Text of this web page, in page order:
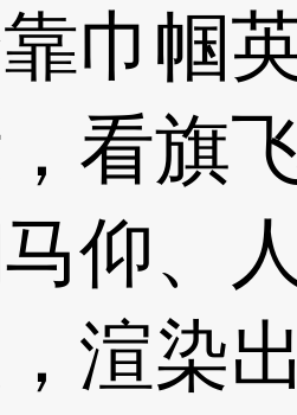
巾帼
看旗
仰、
渲染